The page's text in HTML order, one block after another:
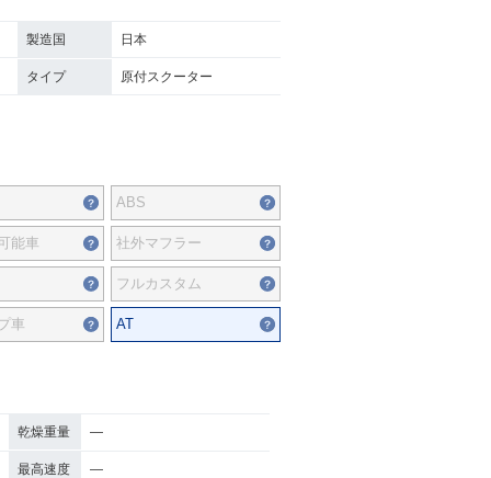
製造国 日本
タイプ 原付スクーター
ABS
能車 社外マフラー
フルカスタム
車 AT
乾燥重量 ―
最高速度 ―